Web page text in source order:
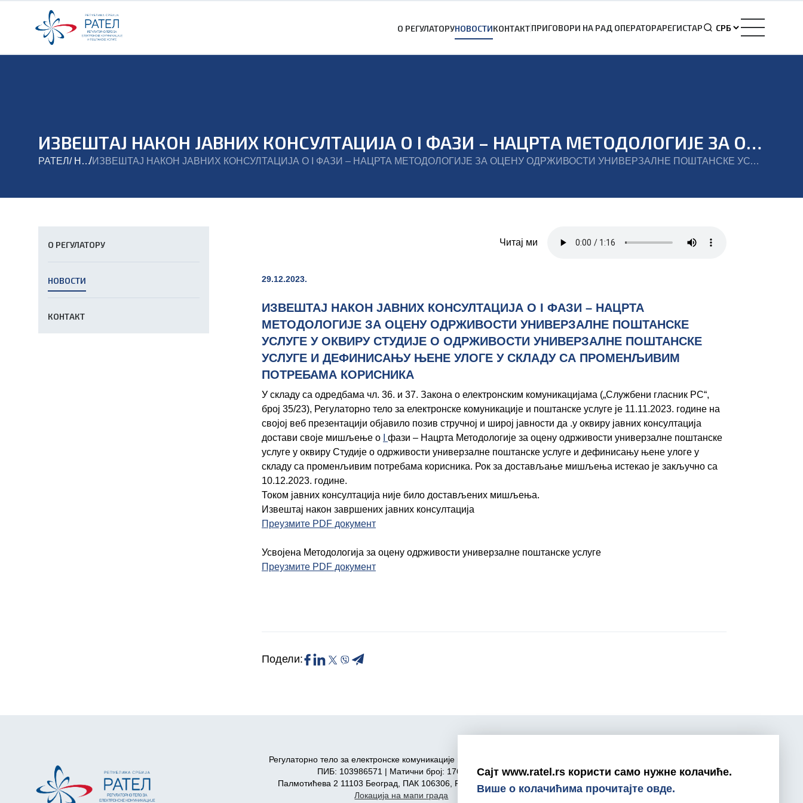
О РЕГУЛАТОРУНОВОСТИКОНТАКТПРИГОВОРИ НА РАД ОПЕРАТОРАРЕГИСТАР
ИЗВЕШТАЈ НАКОН ЈАВНИХ КОНСУЛТАЦИЈА О I ФАЗИ – НАЦРТА МЕТОДОЛОГИЈЕ ЗА ОЦЕНУ ОДРЖИВОСТИ УНИВЕРЗАЛНЕ ПОШТАНСКЕ УСЛУГЕ У ОКВИРУ СТУДИЈЕ О ОДРЖИВОСТИ УНИВЕРЗАЛНЕ ПОШТАНСКЕ УСЛУГЕ И ДЕФИНИСАЊУ ЊЕНЕ УЛОГЕ У СКЛАДУ СА ПРОМЕНЉИВИМ ПОТРЕБАМА КОРИСНИКА
РАТЕЛ/ Новости/ ИЗВЕШТАЈ НАКОН ЈАВНИХ КОНСУЛТАЦИЈА О I ФАЗИ – НАЦРТА МЕТОДОЛОГИЈЕ ЗА ОЦЕНУ ОДРЖИВОСТИ УНИВЕРЗАЛНЕ ПОШТАНСКЕ УСЛУГЕ У ОКВИРУ СТУДИЈЕ О ОДРЖИВОСТИ УНИВЕРЗАЛНЕ ПОШТАНСКЕ УСЛУГЕ И ДЕФИНИСАЊУ ЊЕНЕ УЛОГЕ У СКЛАДУ СА ПРОМЕНЉИВИМ ПОТРЕБАМА КОРИСНИКА
О РЕГУЛАТОРУ
НОВОСТИ
КОНТАКТ
Читај ми
29.12.2023.
ИЗВЕШТАЈ НАКОН ЈАВНИХ КОНСУЛТАЦИЈА О I ФАЗИ – НАЦРТА
МЕТОДОЛОГИЈЕ ЗА ОЦЕНУ ОДРЖИВОСТИ УНИВЕРЗАЛНЕ ПОШТАНСКЕ
УСЛУГЕ У ОКВИРУ СТУДИЈЕ О ОДРЖИВОСТИ УНИВЕРЗАЛНЕ ПОШТАНСКЕ
УСЛУГЕ И ДЕФИНИСАЊУ ЊЕНЕ УЛОГЕ У СКЛАДУ СА ПРОМЕНЉИВИМ
ПОТРЕБАМА КОРИСНИКА
У складу са одредбама чл. 36. и 37. Закона о електронским комуникацијама („Службени гласник РС“,
број 35/23), Регулаторно тело за електронске комуникације и поштанске услуге је 11.11.2023. године на
својој веб презентацији објавило позив стручној и широј јавности да .у оквиру јавних консултација
достави своје мишљење о
фази – Нацрта Методологије за оцену одрживости универзалне поштанске
услуге у оквиру Студије о одрживости универзалне поштанске услуге и дефинисању њене улоге у
складу са променљивим потребама корисника. Рок за достављање мишљења истекао је закључно са
10.12.2023. године.
Током јавних консултација није било достављених мишљења.
Извештај након завршених јавних консултација
Преузмите PDF документ
Усвојена Методологија за оцену одрживости универзалне поштанске услуге
Преузмите PDF документ
Подели:
Регулаторно тело за електронске комуникације и поштанске услуге
ПИБ: 103986571 | Матични број: 17606590
Палмотићева 2 11103 Београд, ПАК 106306, Република Србија
Локација на мапи града
0800/800-999
Сајт www.ratel.rs користи само нужне колачиће.
Више о колачићима прочитајте овде.